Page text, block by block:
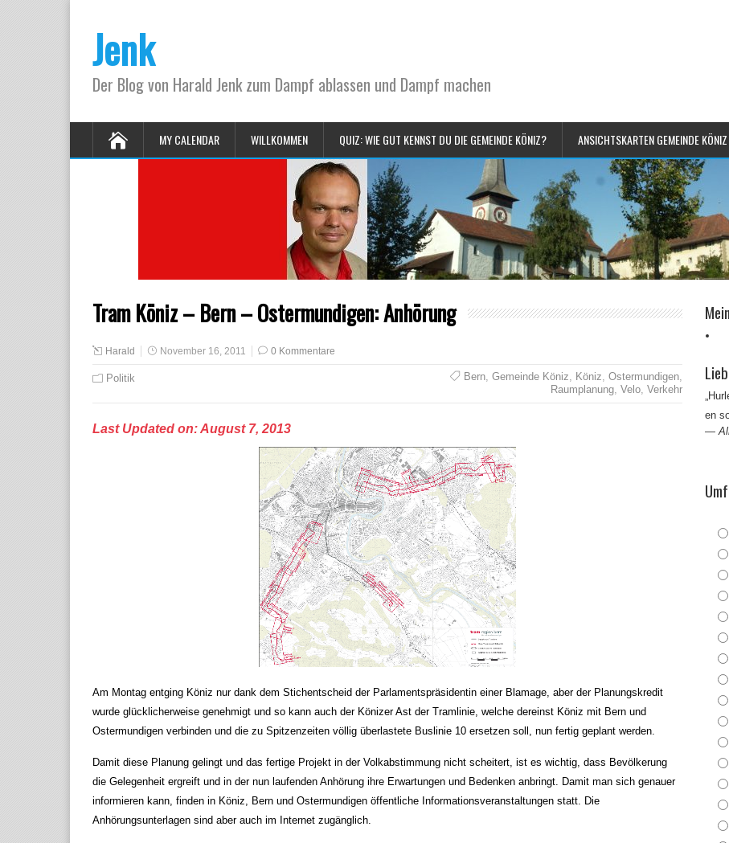
Jenk
Der Blog von Harald Jenk zum Dampf ablassen und Dampf machen
MY CALENDAR WILLKOMMEN QUIZ: WIE GUT KENNST DU DIE GEMEINDE KÖNIZ? ANSICHTSKARTEN GEMEINDE KÖNIZ
Tram Köniz – Bern – Ostermundigen: Anhörung
Harald November 16, 2011 0 Kommentare
Politik Bern, Gemeinde Köniz, Köniz, Ostermundigen,
Raumplanung, Velo, Verkehr
Last Updated on: August 7, 2013
Am Montag entging Köniz nur dank dem Stichentscheid der Parlamentspräsidentin einer Blamage, aber der Planungskredit
wurde glücklicherweise genehmigt und so kann auch der Könizer Ast der Tramlinie, welche dereinst Köniz mit Bern und
Ostermundigen verbinden und die zu Spitzenzeiten völlig überlastete Buslinie 10 ersetzen soll, nun fertig geplant werden.
Damit diese Planung gelingt und das fertige Projekt in der Volkabstimmung nicht scheitert, ist es wichtig, dass Bevölkerung
die Gelegenheit ergreift und in der nun laufenden Anhörung ihre Erwartungen und Bedenken anbringt. Damit man sich genauer
informieren kann, finden in Köniz, Bern und Ostermundigen öffentliche Informationsveranstaltungen statt. Die
Anhörungsunterlagen sind aber auch im Internet zugänglich.
en
—